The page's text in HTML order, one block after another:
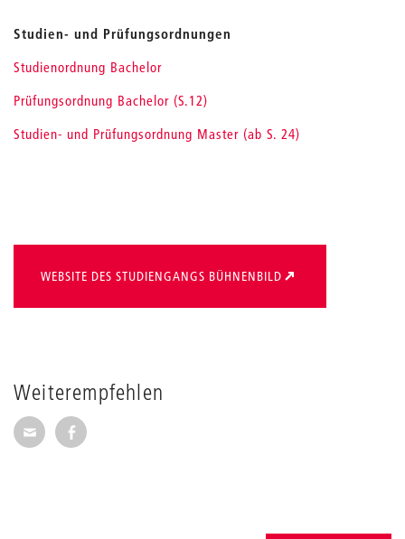
Weiterempfehlen
Seite per E-Mail weiterempfehlen
Seite auf Facebook weiterempfehlen
Studien- und Prüfungsordnungen
Studienordnung Bachelor
Prüfungsordnung Bachelor (S.12)
Studien- und Prüfungsordnung Master (ab S. 24)
WEBSITE DES STUDIENGANGS BÜHNENBILD